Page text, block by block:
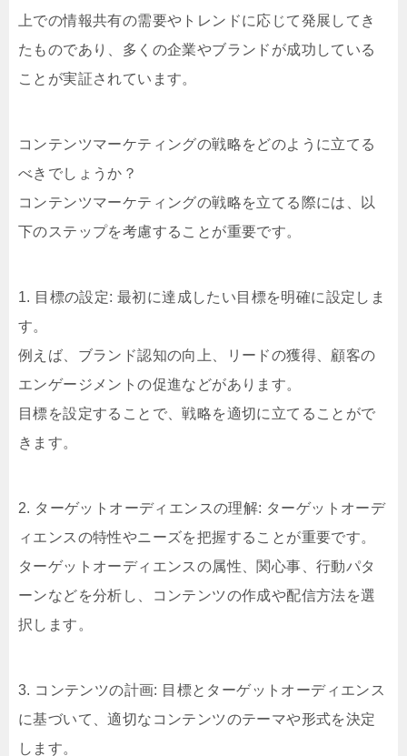
上での情報共有の需要やトレンドに応じて発展してき
たものであり、多くの企業やブランドが成功している
ことが実証されています。
コンテンツマーケティングの戦略をどのように立てる
べきでしょうか？
コンテンツマーケティングの戦略を立てる際には、以
下のステップを考慮することが重要です。
1. 目標の設定: 最初に達成したい目標を明確に設定しま
す。
例えば、ブランド認知の向上、リードの獲得、顧客の
エンゲージメントの促進などがあります。
目標を設定することで、戦略を適切に立てることがで
きます。
2. ターゲットオーディエンスの理解: ターゲットオーデ
ィエンスの特性やニーズを把握することが重要です。
ターゲットオーディエンスの属性、関心事、行動パタ
ーンなどを分析し、コンテンツの作成や配信方法を選
択します。
3. コンテンツの計画: 目標とターゲットオーディエンス
に基づいて、適切なコンテンツのテーマや形式を決定
します。